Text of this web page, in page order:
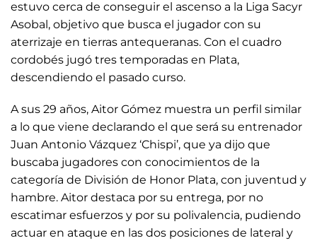
estuvo cerca de conseguir el ascenso a la Liga Sacyr
Asobal, objetivo que busca el jugador con su
aterrizaje en tierras antequeranas. Con el cuadro
cordobés jugó tres temporadas en Plata,
descendiendo el pasado curso.
A sus 29 años, Aitor Gómez muestra un perfil similar
a lo que viene declarando el que será su entrenador
Juan Antonio Vázquez ‘Chispi’, que ya dijo que
buscaba jugadores con conocimientos de la
categoría de División de Honor Plata, con juventud y
hambre. Aitor destaca por su entrega, por no
escatimar esfuerzos y por su polivalencia, pudiendo
actuar en ataque en las dos posiciones de lateral y